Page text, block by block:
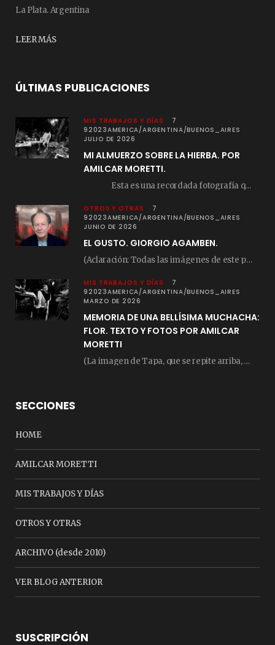
La Plata. Argentina
LEER MÁS
ÚLTIMAS PUBLICACIONES
MIS TRABAJOS Y DÍAS
7
92023AMERICA/ARGENTINA/BUENOS_AIRES
JULIO DE 2026
MI ALMUERZO SOBRE LA HIERBA. POR
AMILCAR MORETTI.
Esta es una recordada fotografía que registré…
OTROS Y OTRAS
7
92023AMERICA/ARGENTINA/BUENOS_AIRES
JUNIO DE 2026
EL GUSTO. GIORGIO AGAMBEN.
(Aclaración: Todas las imágenes de este posteo fueron tomadas de Bloghemia.com, y todos los…
MIS TRABAJOS Y DÍAS
7
92023AMERICA/ARGENTINA/BUENOS_AIRES
MARZO DE 2026
MEMORIA DE UNA BELLÍSIMA MUCHACHA:
FLOR. TEXTO Y FOTOS POR AMILCAR
MORETTI
(La imagen de Tapa, que se repite arriba, fue compuesta por Amilcar Moretti el viernes…
SECCIONES
HOME
AMILCAR MORETTI
MIS TRABAJOS Y DÍAS
OTROS Y OTRAS
ARCHIVO (desde 2010)
VER BLOG ANTERIOR
SUSCRIPCIÓN